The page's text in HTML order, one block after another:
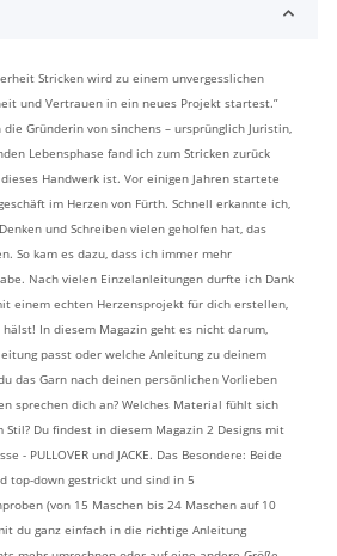
Stricken wird zu einem unvergesslichen
und Vertrauen in ein neues Projekt startest.”
Gründerin von sinchens – ursprünglich Juristin,
Lebensphase fand ich zum Stricken zurück
Handwerk ist. Vor einigen Jahren startete
im Herzen von Fürth. Schnell erkannte ich,
und Schreiben vielen geholfen hat, das
So kam es dazu, dass ich immer mehr
Nach vielen Einzelanleitungen durfte ich Dank
einem echten Herzensprojekt für dich erstellen,
In diesem Magazin geht es nicht darum,
passt oder welche Anleitung zu deinem
das Garn nach deinen persönlichen Vorlieben
sprechen dich an? Welches Material fühlt sich
Du findest in diesem Magazin 2 Designs mit
- PULLOVER und JACKE. Das Besondere: Beide
top-down gestrickt und sind in 5
(von 15 Maschen bis 24 Maschen auf 10
du ganz einfach in die richtige Anleitung